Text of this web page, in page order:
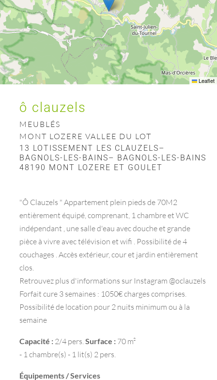
Leaflet
ô clauzels
MEUBLÉS
MONT LOZERE VALLEE DU LOT
13 LOTISSEMENT LES CLAUZELS–
BAGNOLS-LES-BAINS– BAGNOLS-LES-BAINS
48190 MONT LOZERE ET GOULET
"Ô Clauzels " Appartement plein pieds de 70M2
entièrement équipé, comprenant, 1 chambre et WC
indépendant , une salle d'eau avec douche et grande
pièce à vivre avec télévision et wifi . Possibilité de 4
couchages . Accès extérieur, cour et jardin entièrement
clos.
Retrouvez plus d'informations sur Instagram @oclauzels
Forfait cure 3 semaines : 1050€ charges comprises.
Possibilité de location pour 2 nuits minimum ou à la
semaine
Capacité : 2/4 pers. Surface : 70 m²
- 1 chambre(s) - 1 lit(s) 2 pers.
Équipements / Services